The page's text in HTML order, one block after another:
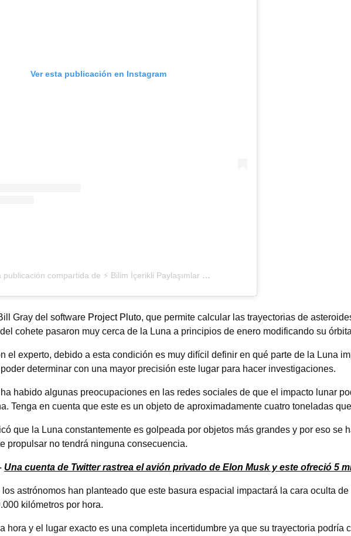
Ver esta publicación en Instagram
Una publicación compartida de ⚡ Bilim İçerikli Paylaşımlar (@bilimenow)
Gray del software Project Pluto, que permite calcular las trayectorias de
cohete pasaron muy cerca de la Luna a principios de enero modificando su
el experto, debido a esta condición es muy difícil definir en qué parte de la Luna
determinar con una mayor precisión este lugar para hacer investigaciones.
habido algunas preocupaciones en las redes sociales de que el impacto lunar
Tenga en cuenta que este es un objeto de aproximadamente cuatro toneladas
que la Luna constantemente es golpeada por objetos más grandes y por eso se
propulsar no tendrá ninguna consecuencia.
Una cuenta de Twitter rastrea el avión privado de Elon Musk y este ofreció 5
los astrónomos han planteado que este basura espacial impactará la cara oculta
kilómetros por hora.
hora y el lugar exacto es una completa incertidumbre ya que su trayectoria podría